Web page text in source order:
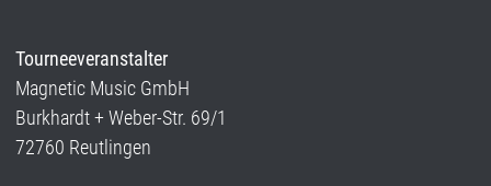
Tourneeveranstalter
Magnetic Music GmbH
Burkhardt + Weber-Str. 69/1
72760 Reutlingen